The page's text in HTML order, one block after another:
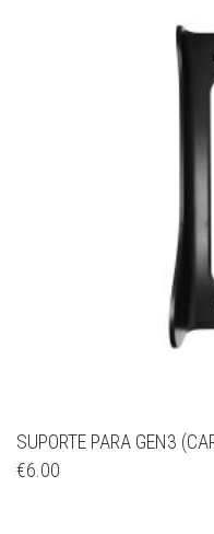
SUPORTE PARA GEN3
€6.00